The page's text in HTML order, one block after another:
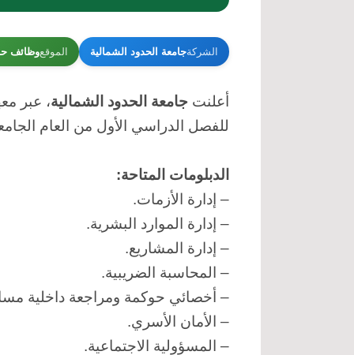
الشركةجامعة الحدود الشمالية الموقعوظائف
أعلنتجامعة الحدود الشمالية، عبر
للفصل الدراسي الأول من العام الجامعي 1448هـ (2026م)، وذلك للجنسين، وفقاً للتفاصيل
الدبلومات المتاحة:
– إدارة الأزمات.
– إدارة الموارد البشرية.
– إدارة المشاريع.
– المحاسبة الضريبية.
– أخصائي حوكمة ومراجعة داخلية
– الأمان الأسري.
– المسؤولية الاجتماعية.